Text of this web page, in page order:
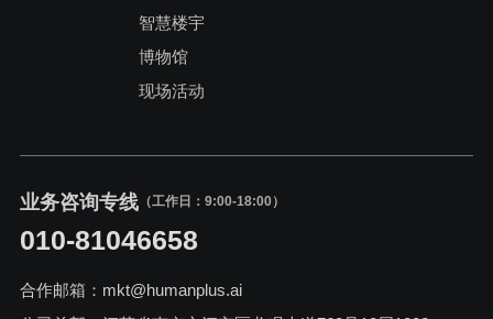
智慧楼宇
博物馆
现场活动
业务咨询专线 （工作日：9:00-18:00）
010-81046658
合作邮箱：mkt@humanplus.ai